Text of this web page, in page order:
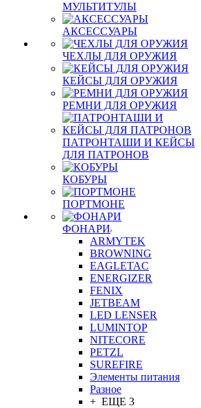
МУЛЬТИТУЛЫ
АКСЕССУАРЫ
ЧЕХЛЫ ДЛЯ ОРУЖИЯ
КЕЙСЫ ДЛЯ ОРУЖИЯ
РЕМНИ ДЛЯ ОРУЖИЯ
ПАТРОНТАШИ И КЕЙСЫ
ДЛЯ ПАТРОНОВ
КОБУРЫ
ПОРТМОНЕ
ФОНАРИ
ARMYTEK
BROWNING
EAGLETAC
ENERGIZER
FENIX
JETBEAM
LED LENSER
LUMINTOP
NITECORE
PETZL
SUREFIRE
Элементы питания
Разное
+ ЕЩЕ 3